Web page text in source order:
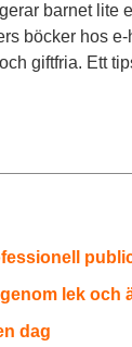
barnet lite
böcker hos
giftfria. Ett
lek och
dag